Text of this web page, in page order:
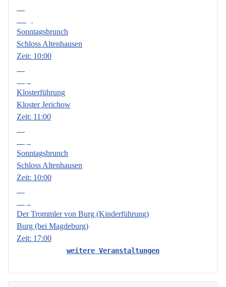
Sonntagsbrunch
Schloss Altenhausen
Zeit: 10:00
Klosterführung
Kloster Jerichow
Zeit: 11:00
Sonntagsbrunch
Schloss Altenhausen
Zeit: 10:00
Der Trommler von Burg (Kinderführung)
Burg (bei Magdeburg)
Zeit: 17:00
weitere Veranstaltungen